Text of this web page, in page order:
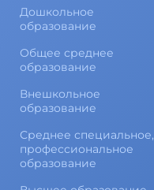
Дошкольное
образование
Общее среднее
образование
Внешкольное
образование
Среднее специальное,
профессиональное
образование